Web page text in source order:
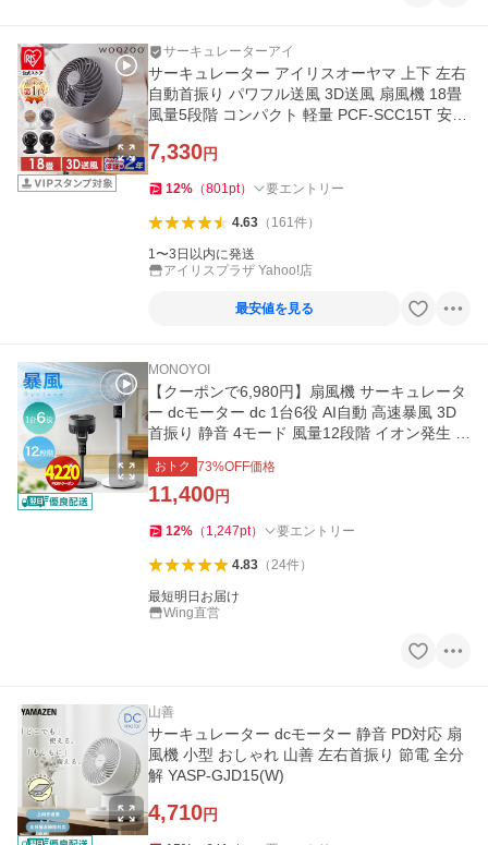
サーキュレーターアイ
サーキュレーター アイリスオーヤマ 上下 左右
自動首振り パワフル送風 3D送風 扇風機 18畳
風量5段階 コンパクト 軽量 PCF-SCC15T 安心
7,330円
12% （801pt） 要エントリー
4.63（ 161件）
1〜3日以内に発送
アイリスプラザ Yahoo!店
最安値を見る
MONOYOI
【クーポンで6,980円】扇風機 サーキュレータ
ー dcモーター dc 1台6役 AI自動 高速暴風 3D
首振り 静音 4モード 風量12段階 イオン発生 ア
ロマ対応
おトク 73%OFF価格
11,400円
12% （ 1,247pt） 要エントリー
4.83（24件）
最短明日お届け
Wing直営
山善
サーキュレーター dcモーター 静音 PD対応 扇
風機 小型 おしゃれ 山善 左右首振り 節電 全分
解 YASP-GJD15(W)
4,710円